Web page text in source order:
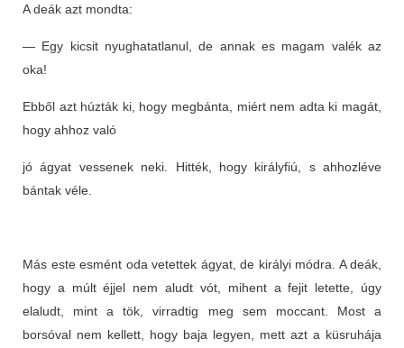
A deák azt mondta:
— Egy kicsit nyughatatlanul, de annak es magam valék az
oka!
Ebből azt húzták ki, hogy megbánta, miért nem adta ki magát,
hogy ahhoz való
jó ágyat vessenek neki. Hitték, hogy királyfiú, s ahhozléve
bántak véle.
Más este esmént oda vetettek ágyat, de királyi módra. A deák,
hogy a múlt éjjel nem aludt vót, mihent a fejit letette, úgy
elaludt, mint a tök, virradtig meg sem moccant. Most a
borsóval nem kellett, hogy baja legyen, mett azt a küsruhája